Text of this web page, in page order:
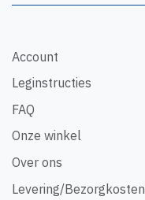
Account
Leginstructies
FAQ
Onze winkel
Over ons
Levering/Bezorgkosten